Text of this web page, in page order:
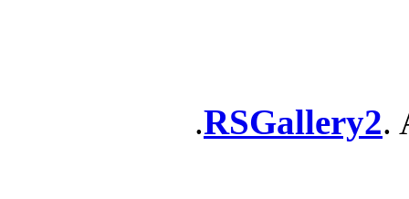
RSGallery2.